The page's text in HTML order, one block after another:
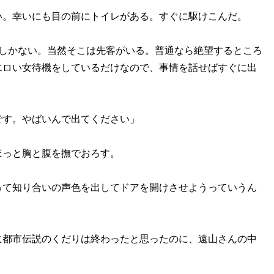
いにも目の前にトイレがある。すぐに駆けこんだ。
ない。当然そこは先客がいる。普通なら絶望するところ
い女待機をしているだけなので、事情を話せばすぐに出
。やばいんで出てください」
と胸と腹を撫でおろす。
知り合いの声色を出してドアを開けさせようっていうん
伝説のくだりは終わったと思ったのに、遠山さんの中